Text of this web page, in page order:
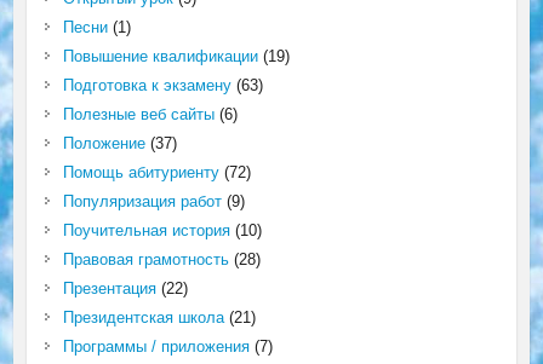
Песни(1)
Повышение квалификации(19)
Подготовка к экзамену(63)
Полезные веб сайты(6)
Положение(37)
Помощь абитуриенту(72)
Популяризация работ(9)
Поучительная история(10)
Правовая грамотность(28)
Презентация(22)
Президентская школа(21)
Программы / приложения(7)